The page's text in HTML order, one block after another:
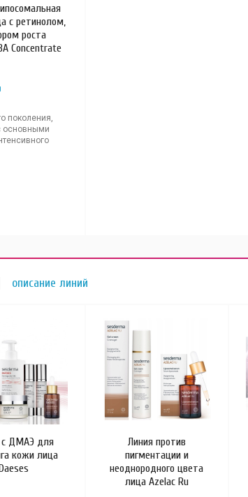
с ретинолом,
роста
Concentrate
поколения,
основными
описание линий
с ДМАЭ для
кожи лица
Линия против
пигментации и
неоднородного цвета
лица Azelac Ru